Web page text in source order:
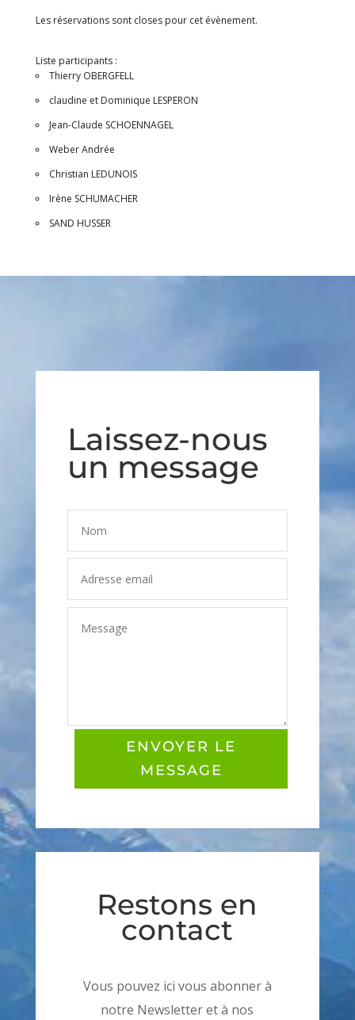
Les réservations sont closes pour cet évènement.
Liste participants :
Thierry OBERGFELL
claudine et Dominique LESPERON
Jean-Claude SCHOENNAGEL
Weber Andrée
Christian LEDUNOIS
Irène SCHUMACHER
SAND HUSSER
Laissez-nous
un message
ENVOYER LE
MESSAGE
Restons en
contact
Vous pouvez ici vous abonner à
notre Newsletter et à nos